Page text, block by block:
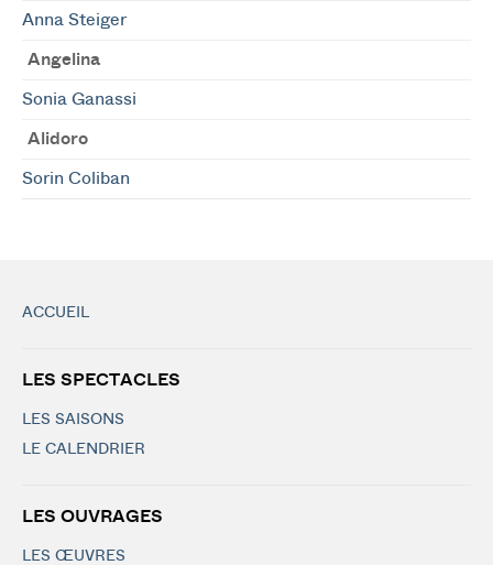
Anna Steiger
Angelina
Sonia Ganassi
Alidoro
Sorin Coliban
ACCUEIL
LES SPECTACLES
LES SAISONS
LE CALENDRIER
LES OUVRAGES
LES ŒUVRES